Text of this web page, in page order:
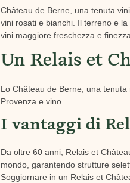
Château de Berne, una tenuta
vini rosati e bianchi. Il terreno e
vini maggiore freschezza e
Un Relais et
Lo Château de Berne, una
Provenza e vino.
I vantaggi di
Da oltre 60 anni, Relais et
mondo, garantendo strutture
Soggiornare in un Relais et